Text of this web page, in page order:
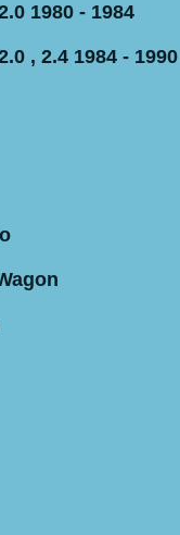
1980 - 1984
, 2.4 1984 - 1990